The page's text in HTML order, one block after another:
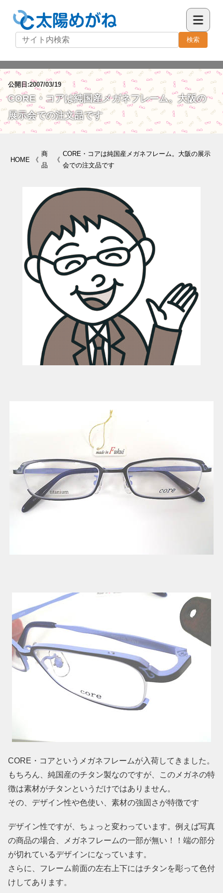
検索
公開日:2007/03/19
CORE・コアは純国産メガネフレーム。大阪の
展示会での注文品です
HOME 《
商
品
《
CORE・コアは純国産メガネフレーム。大阪の展示
会での注文品です
CORE・コアというメガネフレームが入荷してきました。
もちろん、純国産のチタン製なのですが、このメガネの特
徴は素材がチタンというだけではありません。
その、デザイン性や色使い、素材の強固さが特徴です
デザイン性ですが、ちょっと変わっています。例えば写真
の商品の場合、メガネフレームの一部が無い！！端の部分
が切れているデザインになっています。
さらに、フレーム前面の左右上下にはチタンを彫って色付
けしてあります。